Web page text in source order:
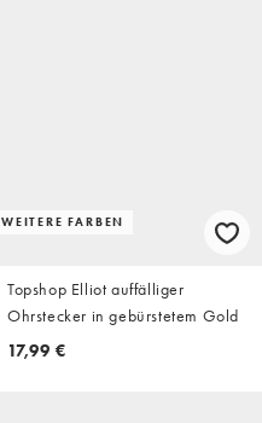
WEITERE FARBEN
Topshop Elliot auffälliger
Ohrstecker in gebürstetem Gold
17,99 €